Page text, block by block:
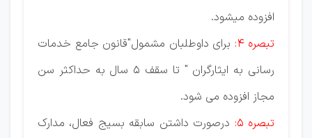
افزوده میشود.
تبصره 4:
برای داوطلبان مشمول"قانون جامع خدمات
رسانی به ایثارگران " تا سقف 5 سال به حداکثر سن
مجاز افزوده می شود.
تبصره 5:
درصورت داشتن سابقه بسیج فعال، مدارک